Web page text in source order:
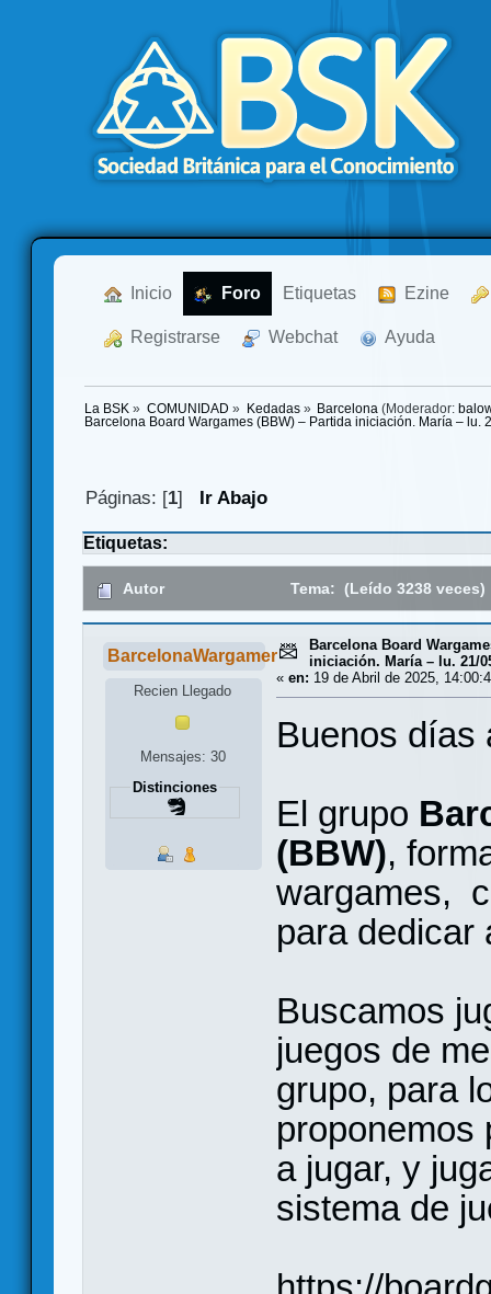
Inicio Foro Etiquetas Ezine
Registrarse Webchat Ayuda
La BSK » COMUNIDAD » Kedadas» Barcelona (Moderador:
Barcelona Board Wargames (BBW) – Partida iniciación. María – lu.
Páginas: [1] Ir Abajo
Etiquetas:
Autor Tema: (Leído 3238 veces)
BarcelonaWargamer
Recien Llegado
Mensajes: 30
Distinciones
Barcelona Board
iniciación. María – lu. 21/
« en: 19 de Abril de 2025,
Buenos días
El grupo
(BBW),
wargames,
para dedicar
Buscamos
juegos de
grupo, para
proponemos
a jugar, y
sistema de